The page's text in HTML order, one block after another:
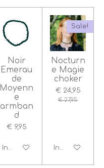
Noir
Emerau
de
Moyenn
e
armban
d
€ 9,95
In winkelwagen
Sale!
Nocturn
e Magie
choker
€ 24,95
€ 27,95
In